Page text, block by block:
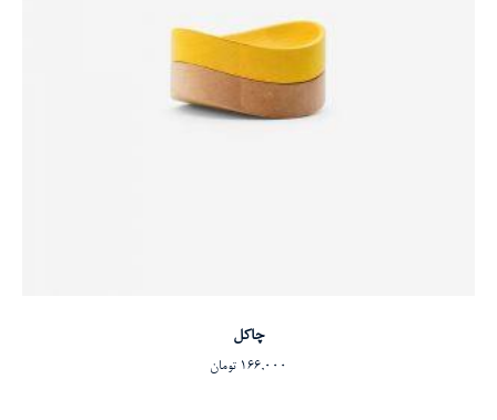
افزودن به سبد خرید
چاکل
166,000 تومان